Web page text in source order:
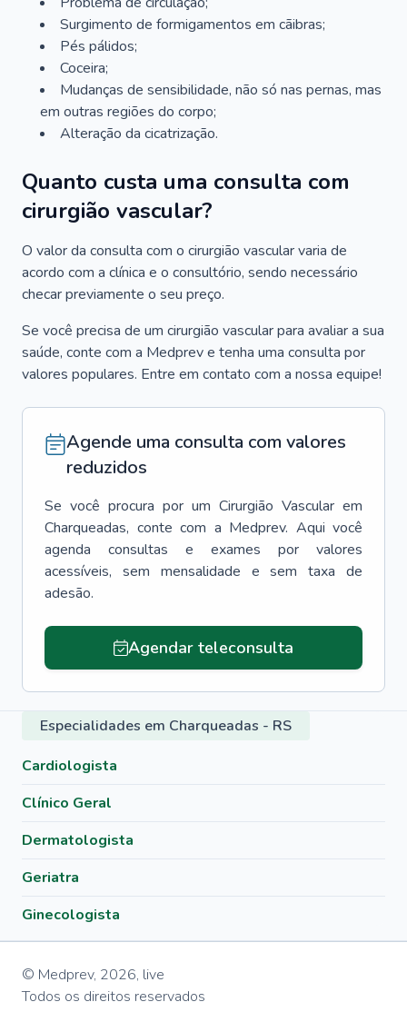
Surgimento de formigamentos em cãibras;
Pés pálidos;
Coceira;
Mudanças de sensibilidade, não só nas pernas, mas
em outras regiões do corpo;
Alteração da cicatrização.
Quanto custa uma consulta com
cirurgião vascular?
O valor da consulta com o cirurgião vascular varia de
acordo com a clínica e o consultório, sendo necessário
checar previamente o seu preço.
Se você precisa de um cirurgião vascular para avaliar a sua
saúde, conte com a Medprev e tenha uma consulta por
valores populares. Entre em contato com a nossa equipe!
Agende uma consulta com valores
reduzidos
Se você procura por um Cirurgião Vascular em
Charqueadas, conte com a Medprev. Aqui você
agenda consultas e exames por valores
acessíveis, sem mensalidade e sem taxa de
adesão.
Agendar teleconsulta
Especialidades em Charqueadas - RS
Cardiologista
Clínico Geral
Dermatologista
Geriatra
Ginecologista
© Medprev, 2026, live
Todos os direitos reservados